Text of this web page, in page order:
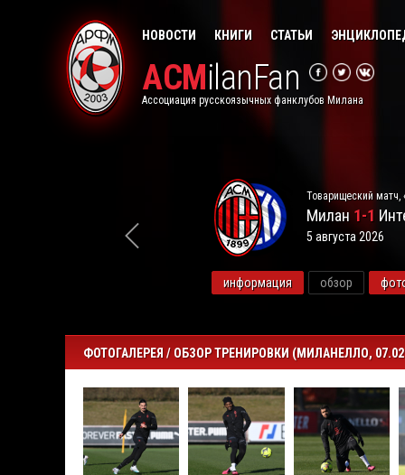
НОВОСТИ КНИГИ СТАТЬИ
ACMilanFan
Ассоциация русскоязычных фанклубов Милана
Товарищеский матч,
Милан 1-1
5 августа 2026
информация обзор
ФОТОГАЛЕРЕЯ / ОБЗОР ТРЕНИРОВКИ (МИЛАНЕЛЛО,